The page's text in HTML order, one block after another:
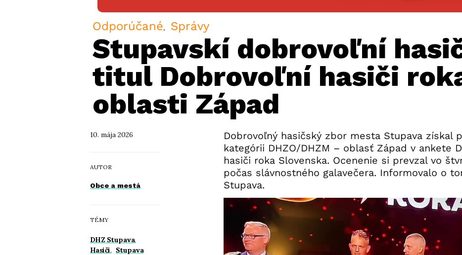
Odporúčané Správy
Stupavskí dobrovoľní
titul Dobrovoľní hasiči
oblasti Západ
10. mája 2026
AUTOR
Obce a mestá
TÉMY
DHZ Stupava,
Hasiči, Stupava
Dobrovoľný hasičský zbor mesta Stupava získal
kategórii DHZO/DHZM – oblasť Západ v ankete
hasiči roka Slovenska. Ocenenie si prevzal vo
počas slávnostného galavečera. Informovalo o
Stupava.